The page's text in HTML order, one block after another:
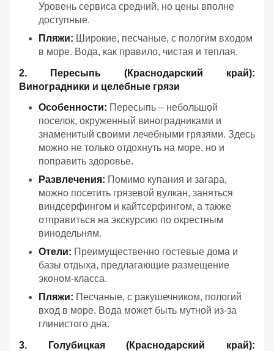
Уровень сервиса средний, но цены вполне
доступные.
Пляжи: Широкие, песчаные, с пологим входом
в море. Вода, как правило, чистая и теплая.
2. Пересыпь (Краснодарский край):
Виноградники и целебные грязи
Особенности: Пересыпь – небольшой
поселок, окруженный виноградниками и
знаменитый своими лечебными грязями. Здесь
можно не только отдохнуть на море, но и
поправить здоровье.
Развлечения: Помимо купания и загара,
можно посетить грязевой вулкан, заняться
виндсерфингом и кайтсерфингом, а также
отправиться на экскурсию по окрестным
винодельням.
Отели: Преимущественно гостевые дома и
базы отдыха, предлагающие размещение
эконом-класса.
Пляжи: Песчаные, с ракушечником, пологий
вход в море. Вода может быть мутной из-за
глинистого дна.
3. Голубицкая (Краснодарский край):